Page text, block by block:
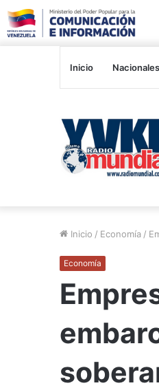
Inicio Nacionales
Inicio / Economía /
Economía